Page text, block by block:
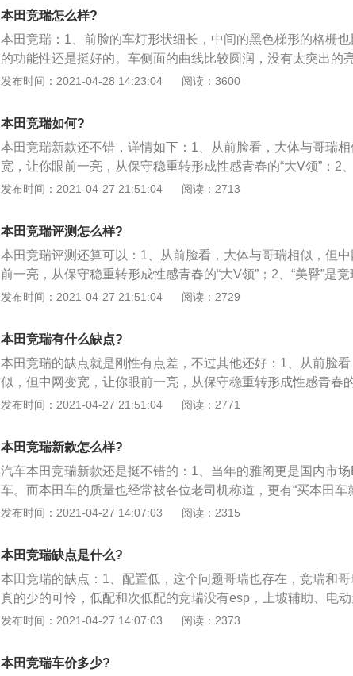
向盘都是很轻的，这样是很方便的。如果大家对这款车感兴趣
下，这款车还是非常好开的。本田的可靠性和耐用性也是很不错
区域的造型比较夸张，层次感丰富，辨识度很高。2017款本田
较多，营造出了强烈的运动感，看起来非常活泼。二、配置：
前、后悬架为麦弗逊式独立悬架和扭力梁式非独立悬架，采用
式。2017款本田竞瑞的标配有：主/副驾驶位安全气囊、ABS
配、发动机电子防盗、车内中控锁、车窗防夹手功能。三、动
箱。1.5L版本发动机的最大输出功率为96千瓦，最大扭矩为155
为185千米/小时，百公里加速时间为9.6秒，工信部公布的百公
L。
本田竞瑞怎么样?
本田竞瑞：1、前脸的车灯形状细长，中间的黑色梯形的格栅
的功能性还是挺好的。车侧面的曲线比较圆润，没有太突出的
线条还算是锐利，凹凸有致的形状很别致。总体看上去这个车
的硬伤，那就是配置上的问题；2、这款车的内饰是全黑色系的
是格局还是配置都是非常的简单的，就是因为太过简单，没有
合现代汽车应该有的基本特点。车内的座椅的材质还是比较好
向盘的设计也是大方美观的典型。不过都没能拯救这个车，整
17x1705x1477mm，内部的空间还是足够用的，虽然比不上那
的，不过，这个车的销量不好的主要原因就是因为这个车在配
合现代人对车的需求。如今的合资车虽然为了提高销量已经不
像是这款车的价格就在8万到12万之间，可是对比自主品牌的
发布时间：2021-04-28 14:23:04 阅读：3600
本田竞瑞如何?
本田竞瑞新款还不错，详情如下：1、从前脸看，大体与哥瑞
宽，让你眼前一亮，从保守稳重转形成性感青春的“大V领”；2
点，一体式的扰流板增添了运动性，但装饰意义远大于实际作
车身腰线采用了扁平俯冲的造型，其车身整体的运动感十分突
基本延续了哥瑞其整体设计，其中包括三辐式的多功能方向盘
示屏等。此外，新车在细节方面也做出了提升，其仪表盘由哥
双圆形设计，并倾向与驾驶员，视觉效果方面提升明显。
发布时间：2021-04-27 21:51:04 阅读：2713
本田竞瑞评测怎么样?
本田竞瑞评测还算可以：1、从前脸看，大体与哥瑞相似，但
前一亮，从保守稳重转形成性感青春的“大V领”；2、“美臀”是
的扰流板增添了运动性，但装饰意义远大于实际作用；3、掀背
用了扁平俯冲的造型，其车身整体的运动感十分突出；4、竞瑞
哥瑞其整体设计，其中包括三辐式的多功能方向盘、触控式多
外，新车在细节方面也做出了提升，其仪表盘由哥瑞的三圆形
计，并倾向与驾驶员，视觉效果方面提升明显。
发布时间：2021-04-27 21:51:04 阅读：2729
本田竞瑞有什么缺点?
本田竞瑞的缺点就是刚性有点差，不过其他还好：1、从前脸
似，但中网变宽，让你眼前一亮，从保守稳重转形成性感青春的
臀”是竞瑞的特点，一体式的扰流板增添了运动性，但装饰意义
来看，竞瑞的车身腰线采用了扁平俯冲的造型，其车身整体的
4、竞瑞内饰基本延续了哥瑞其整体设计，其中包括三辐式的多
控式多媒体显示屏等。此外，新车在细节方面也做出了提升，
三圆形调整为双圆形设计，并倾向与驾驶员，视觉效果方面提
发布时间：2021-04-27 21:51:04 阅读：2771
本田竞瑞新款怎么样?
汽车本田竞瑞新款还是挺不错的：1、当年的雅阁更是国内市
车。而本田车的质量也经常被各位老司机称道，更有“买本田车
车”的说法；2、除了雅阁以外，思域、CR-V等车的销量都还不
车型；3、全配置方面，ABS+EBD系统固然是全系标配，除了
其他三款车型均配有侧安全气囊、VSA车身稳定辅助系统、
等。
发布时间：2021-04-27 14:07:03 阅读：2315
本田竞瑞缺点是什么?
本田竞瑞的缺点：1、配置低，这个问题哥瑞也存在，竞瑞和
真的少的可怜，低配和次低配的竞瑞没有esp，上坡辅助、电
向盘、倒车影像、腰部支撑、前排中央扶手、前雾灯、中控屏
机噪音比较明显。有必要的车主还是要对竞瑞做一些噪音改装
发布时间：2021-04-27 14:07:03 阅读：2373
本田竞瑞车价多少?